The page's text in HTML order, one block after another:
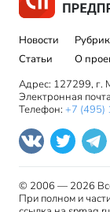
Новости
Статьи
О
Адрес: 127299, г.
Электронная
Телефон: +7 (495)
© 2006 — 2026
При полном и